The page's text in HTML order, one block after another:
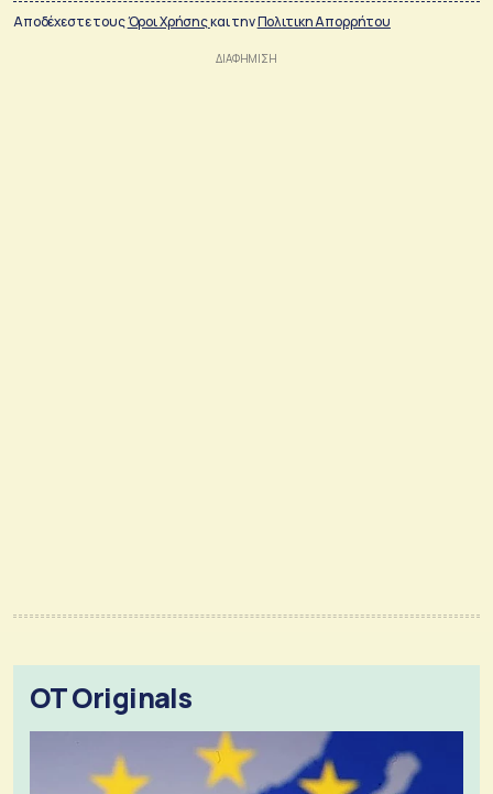
Αποδέχεστε τουςΌροι Χρήσηςκαι τηνΠολιτικη Απορρήτου
OT Originals